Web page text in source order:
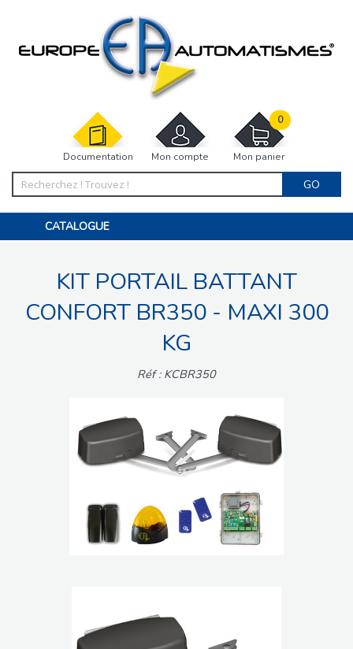
Documentation Mon compte Mon panier
0
GO
CATALOGUE
MOTORISATIONS
ACCESSOIRES ET ELECTRONIQUES
INTERPHONES VISIOPHONES
KIT PORTAIL BATTANT
CONFORT BR350 - MAXI 300
KG
Réf : KCBR350